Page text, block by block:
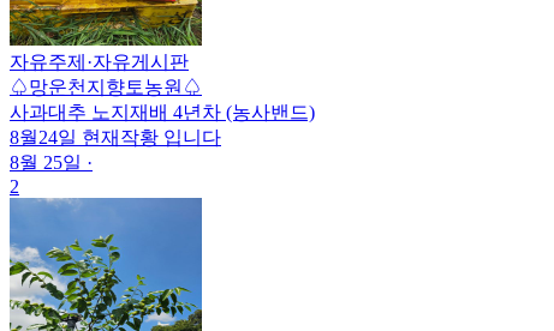
자유주제 ·자유게시판
♤망운천지향토농원♤
사과대추 노지재배 4년차 (농사밴드)
8월24일 현재작황 입니다
8월 25일 ·
2